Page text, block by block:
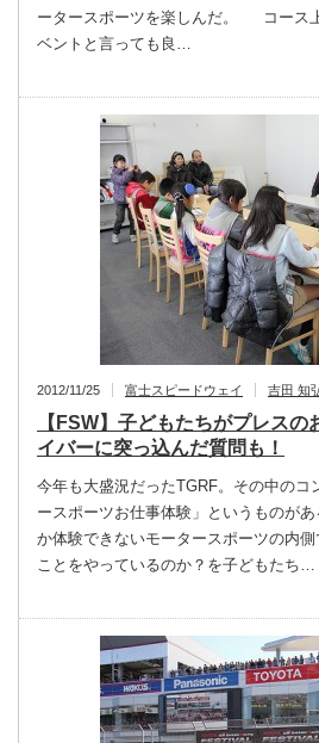
ータースポーツを楽しんだ。 コース
ベントと言っても良…
2012/11/25 富士スピードウェイ 吉田 知
【FSW】子どもたちがプレスの
イバーに突っ込んだ質問も！
今年も大盛況だったTGRF。その中のコ
ースポーツお仕事体験」というものが
か体験できないモータースポーツの内
ことをやっているのか？を子どもたち…